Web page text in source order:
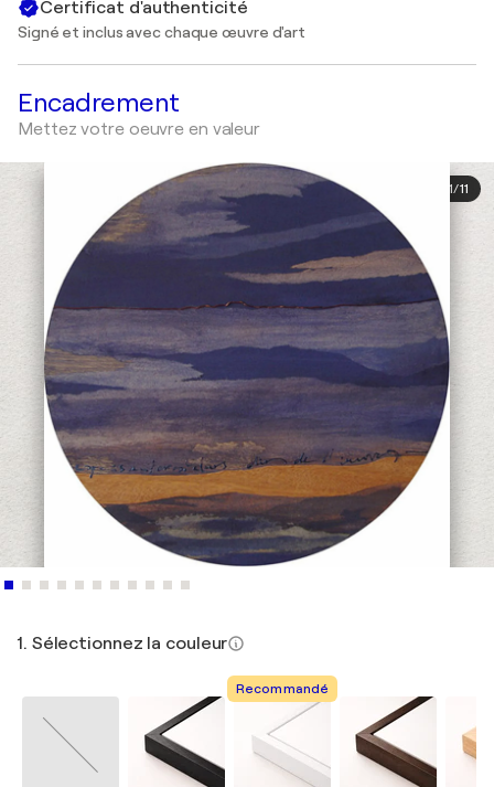
Certificat d'authenticité
Signé et inclus avec chaque œuvre d'art
Encadrement
Mettez votre oeuvre en valeur
1/11
1. Sélectionnez la couleur
Recommandé